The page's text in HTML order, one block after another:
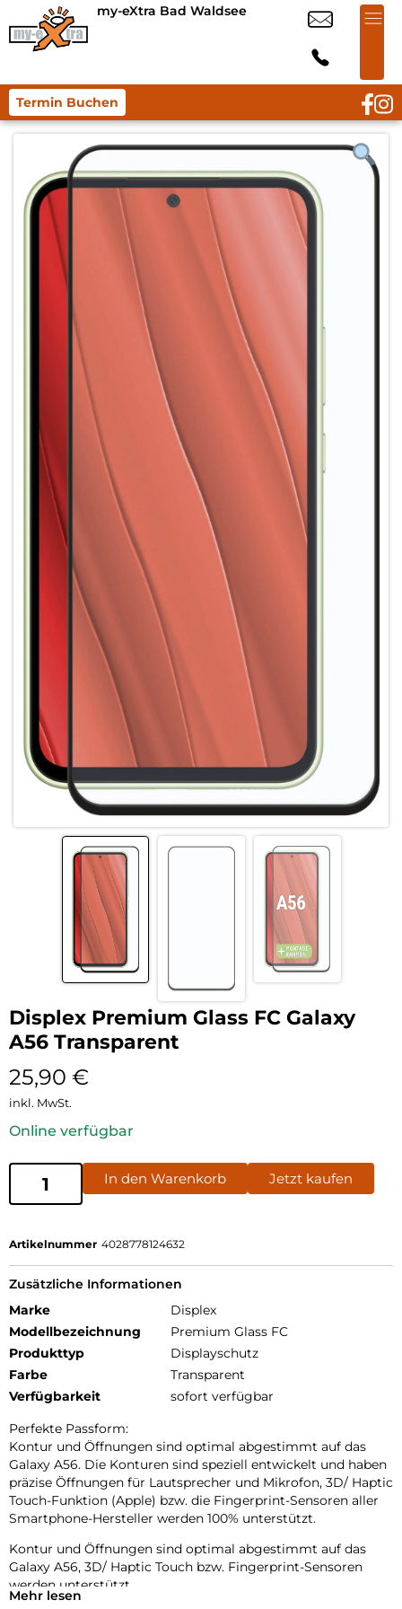
my-eXtra Bad Waldsee
Termin Buchen
Displex Premium Glass FC Galaxy
A56 Transparent
25,90 €
inkl. MwSt.
Online verfügbar
In den Warenkorb Jetzt kaufen
Artikelnummer 4028778124632
Zusätzliche Informationen
Marke
Displex
Modellbezeichnung
Premium Glass FC
Produkttyp
Displayschutz
Farbe
Transparent
Verfügbarkeit
sofort verfügbar
Perfekte Passform:
Kontur und Öffnungen sind optimal abgestimmt auf das
Galaxy A56. Die Konturen sind speziell entwickelt und haben
präzise Öffnungen für Lautsprecher und Mikrofon, 3D/ Haptic
Touch-Funktion (Apple) bzw. die Fingerprint-Sensoren aller
Smartphone-Hersteller werden 100% unterstützt.
Kontur und Öffnungen sind optimal abgestimmt auf das
Galaxy A56, 3D/ Haptic Touch bzw. Fingerprint-Sensoren
werden unterstützt.
Mehr lesen